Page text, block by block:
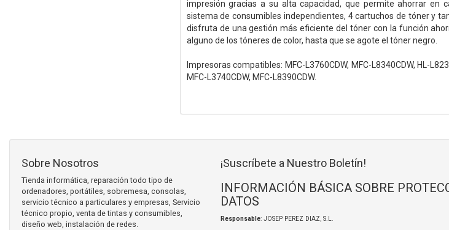
impresión gracias a su alta capacidad, que permite ahorrar en
sistema de consumibles independientes, 4 cartuchos de tóner y
disfruta de una gestión más eficiente del tóner con la función
alguno de los tóneres de color, hasta que se agote el tóner negro.
Impresoras compatibles: MFC-L3760CDW, MFC-L8340CDW, HL-
MFC-L3740CDW, MFC-L8390CDW.
Sobre Nosotros
Tienda informática, reparación todo tipo de
ordenadores, portátiles, sobremesa, consolas,
servicio técnico a particulares y empresas, Servicio
técnico propio, venta de tintas y consumibles,
diseño web, instalación de redes.
¡Suscríbete a Nuestro Boletín!
INFORMACIÓN BÁSICA SOBRE
DATOS
Responsable: JOSEP PEREZ DIAZ, S.L.